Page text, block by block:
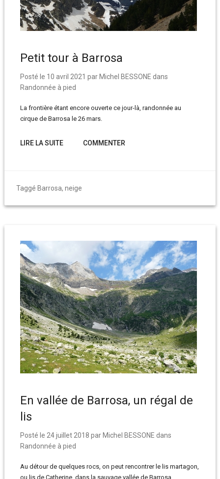
Petit tour à Barrosa
Posté le 10 avril 2021 par Michel BESSONE dans
Randonnée à pied
La frontière étant encore ouverte ce jour-là, randonnée au
cirque de Barrosa le 26 mars.
LIRE LA SUITE COMMENTER
Taggé Barrosa, neige
En vallée de Barrosa, un régal de
lis
Posté le 24 juillet 2018 par Michel BESSONE dans
Randonnée à pied
Au détour de quelques rocs, on peut rencontrer le lis martagon,
ou lis de Catherine, dans la sauvage vallée de Barrosa.